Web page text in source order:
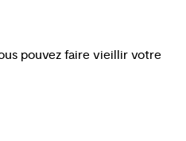
pouvez faire vieillir votre